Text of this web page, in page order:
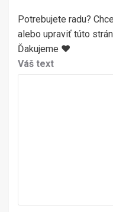
Potrebujete radu?
alebo upraviť túto
Ďakujeme ♥
Váš text